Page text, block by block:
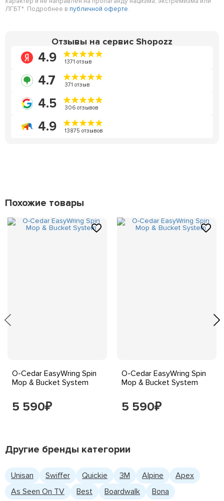
ЛГБТ*. Подробнее в публичной оферте.
Отзывы на сервис Shopozz
4.9 1371 отзыв
4.7 371 отзыв
4.5 306 отзывов
4.9 13875 отзывов
Похожие товары
O-Cedar EasyWring Spin
Mop & Bucket System
5 590₽
O-Cedar EasyWring Spin
Mop & Bucket System
5 590₽
Другие бренды категории
Unisan Swiffer Quickie 3M Alpine
Apex
As Seen On TV
Best Boardwalk Bona